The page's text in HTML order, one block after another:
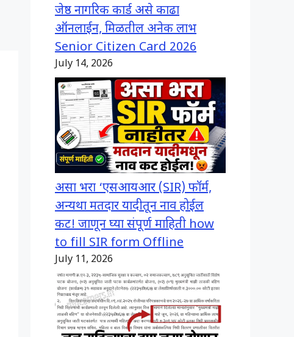
जेष्ठ नागरिक कार्ड असे काढा
ऑनलाईन, मिळतील अनेक लाभ
Senior Citizen Card 2026
July 14, 2026
असा भरा ‘एसआयआर (SIR) फॉर्म,
अन्यथा मतदार यादीतून नाव होईल
कट! जाणून घ्या संपूर्ण माहिती how
to fill SIR form Offline
July 11, 2026